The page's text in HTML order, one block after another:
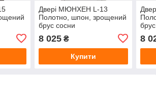
Двері МЮНХЕН L-13
Полотно, шпон, зрощений
брус сосни
8 025₴
Купити
8